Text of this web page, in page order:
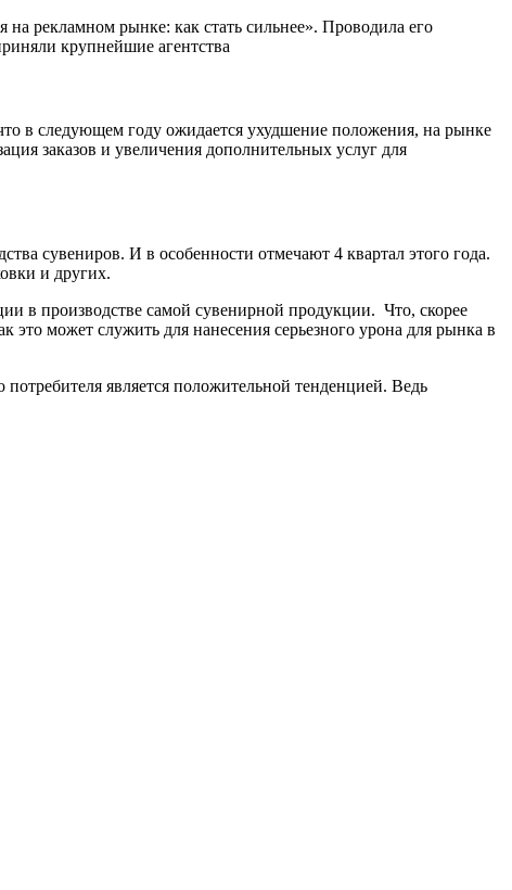
рекламном рынке: как стать сильнее». Проводила его
крупнейшие агентства
в следующем году ожидается ухудшение положения, на рынке
заказов и увеличения дополнительных услуг для
сувениров. И в особенности отмечают 4 квартал этого года.
и других.
в производстве самой сувенирной продукции. Что, скорее
это может служить для нанесения серьезного урона для рынка в
является положительной тенденцией. Ведь